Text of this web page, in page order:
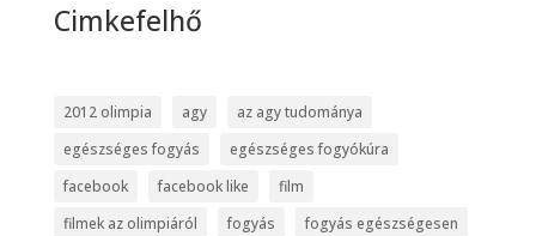
Cimkefelhő
2012 olimpia agy
az agy tudománya
egészséges fogyás
egészséges fogyókúra
facebook
facebook like
film
filmek az olimpiáról
fogyás
fogyás egészségesen